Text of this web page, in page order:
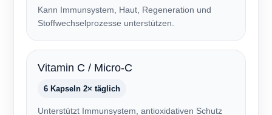
Kann Immunsystem, Haut, Regeneration und
Stoffwechselprozesse unterstützen.
Vitamin C / Micro-C
6 Kapseln 2× täglich
Unterstützt Immunsystem, antioxidativen Schutz